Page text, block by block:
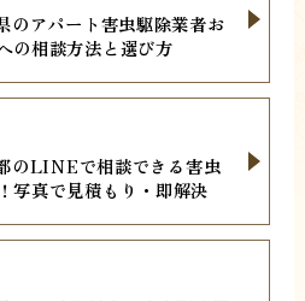
のアパート害虫駆除業者お
の相談方法と選び方
のLINEで相談できる害虫
写真で見積もり・即解決